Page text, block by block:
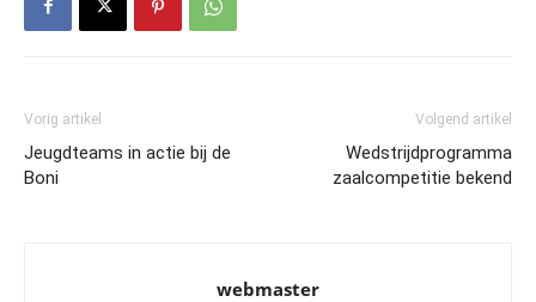
Vorig artikel
Jeugdteams in actie bij de
Boni
Volgend artikel
Wedstrijdprogramma
zaalcompetitie bekend
webmaster